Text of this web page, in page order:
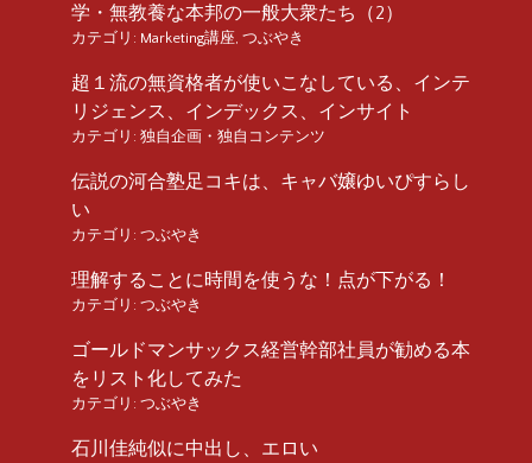
学・無教養な本邦の一般大衆たち（2）
カテゴリ: Marketing講座 つぶやき
超１流の無資格者が使いこなしている、インテ
リジェンス、インデックス、インサイト
カテゴリ: 独自企画・独自コンテンツ
伝説の河合塾足コキは、キャバ嬢ゆいぴすらし
い
カテゴリ: つぶやき
理解することに時間を使うな！点が下がる！
カテゴリ: つぶやき
ゴールドマンサックス経営幹部社員が勧める本
をリスト化してみた
カテゴリ: つぶやき
石川佳純似に中出し、エロい